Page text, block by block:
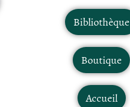
Bibliothèque
Boutique
Accueil